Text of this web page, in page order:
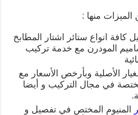
الميزات منها :
انواع ستائر اشتار المطابخ
المودرن مع خدمة تركيب
الأصلية وبأرخص الأسعار مع
في مجال التركيب و أيضا
المنيوم المختص في تفصيل و